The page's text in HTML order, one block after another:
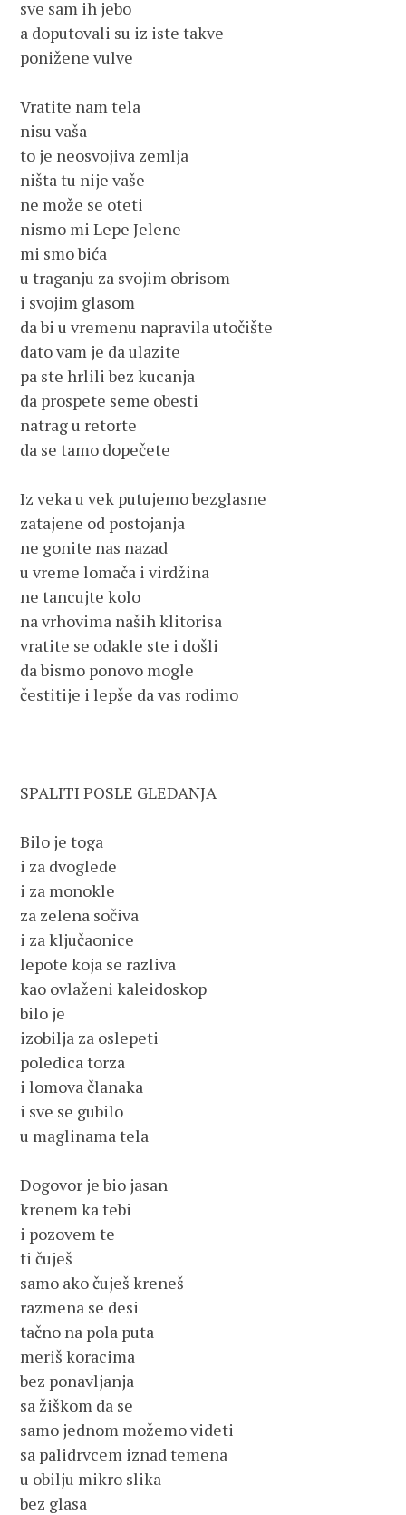
sve sam ih jebo
a doputovali su iz iste takve
ponižene vulve
Vratite nam tela
nisu vaša
to je neosvojiva zemlja
ništa tu nije vaše
ne može se oteti
nismo mi Lepe Jelene
mi smo bića
u traganju za svojim obrisom
i svojim glasom
da bi u vremenu napravila utočište
dato vam je da ulazite
pa ste hrlili bez kucanja
da prospete seme obesti
natrag u retorte
da se tamo dopečete
Iz veka u vek putujemo bezglasne
zatajene od postojanja
ne gonite nas nazad
u vreme lomača i virdžina
ne tancujte kolo
na vrhovima naših klitorisa
vratite se odakle ste i došli
da bismo ponovo mogle
čestitije i lepše da vas rodimo
SPALITI POSLE GLEDANJA
Bilo je toga
i za dvoglede
i za monokle
za zelena sočiva
i za ključaonice
lepote koja se razliva
kao ovlaženi kaleidoskop
bilo je
izobilja za oslepeti
poledica torza
i lomova članaka
i sve se gubilo
u maglinama tela
Dogovor je bio jasan
krenem ka tebi
i pozovem te
ti čuješ
samo ako čuješ kreneš
razmena se desi
tačno na pola puta
meriš koracima
bez ponavljanja
sa žiškom da se
samo jednom možemo videti
sa palidrvcem iznad temena
u obilju mikro slika
bez glasa